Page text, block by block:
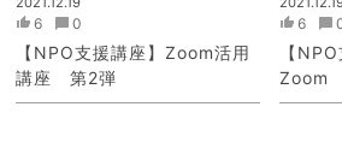
6 0
【NPO支援講座】Zoom活用
講座 第2弾
6
【
Zoom